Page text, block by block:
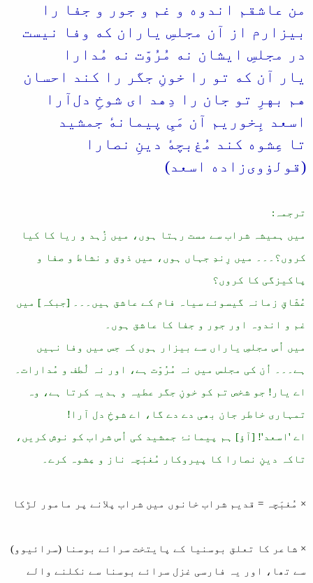
ء
من عاشقم اندوه و غم و جور و جفا را
بیزارم از آن مجلسِ یاران که وفا نیست
در مجلسِ ایشان نه مُرُوّت نه مُدارا
یار آن که تو را خونِ جگر را کند احسان
هم بهرِ تو جان را دِهد ای شوخِ دل‌آرا
اسعد بِخوریم آن مَیِ پیمانهٔ جمشید
تا عِشوه کند مُغ‌بچهٔ دینِ نصارا
(قولۏوی‌زاده اسعد)
ترجمہ:
میں ہمیشہ شراب سے مست رہتا ہوں، میں زُہد و ریا کا کیا
کروں؟۔۔۔ میں رِندِ جہاں ہوں، میں ذوق و نشاط و صفا و
پاکیزگی کا کروں؟
عُشّاقِ زمانہ گیسوئے سیاہ فام کے عاشق ہیں۔۔۔ [جبکہ] میں
غم و اندوہ اور جور و جفا کا عاشق ہوں۔
میں اُس مجلسِ یاراں سے بیزار ہوں کہ جس میں وفا نہیں
ہے۔۔۔ اُن کی مجلس میں نہ مُرُوّت ہے، اور نہ لُطف و مُدارات۔
اے یار! جو شخص تم کو خونِ جگر عطیہ و ہدیہ کرتا ہے، وہ
تمہاری خاطر جان بھی دے دے گا، اے شوخِ دل آرا!
اے 'اسعد'! [آؤ] ہم پیمانۂ جمشید کی اُس شراب کو نوش کریں،
تاکہ دینِ نصارا کا پیروکار مُغبَچہ ناز و عِشوہ کرے۔
× مُغبَچہ = قدیم شراب خانوں میں شراب پلانے پر مامور لڑکا
× شاعر کا تعلق بوسنیا کے پایتخت سرائے بوسنا (سرائیوو)
سے تھا، اور یہ فارسی غزل سرائے بوسنا سے نکلنے والے